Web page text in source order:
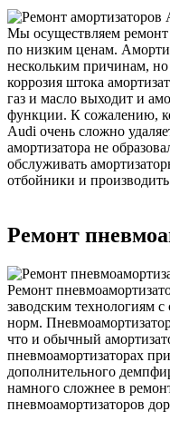
Мы осуществляем ремонт
по низким ценам.
нескольким причинам, но
коррозия штока
газ и масло выходит и
функции. К сожалению,
Audi очень сложно
амортизатора не
обслуживать
отбойники и
Ремонт
Ремонт
заводским технологиям
норм.
что и обычный
пневмоамортизаторах
дополнительного
намного сложнее в
пневмоамортизаторов